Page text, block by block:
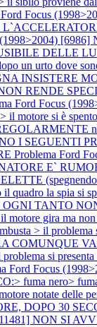
Ford Focus
(1998>2004)
DELLE
un urto dove
INSISTERE
NON RENDE
Ford Focus
il motore si è
I SEGUENTI
Problema Ford
E`
(spegnendo
la spia si
OGNI TANTO
gira ma non
> il problema
VA
si
Ford Focus
fuma nero>
notate delle
DOPO 30
NON SI